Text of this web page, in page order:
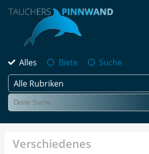
Alles Biete
Suche
Alle Rubriken
Verschiedenes